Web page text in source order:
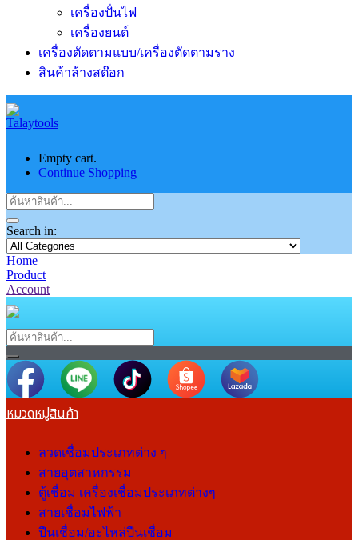
เครื่องปั่นไฟ
เครื่องยนต์
เครื่องตัดตามแบบ/เครื่องตัดตามราง
สินค้าล้างสต๊อก
Empty cart.
Continue Shopping
Search in:
Home
Product
Account
หมวดหมู่สินค้า
ลวดเชื่อมประเภทต่าง ๆ
สายอุตสาหกรรม
ตู้เชื่อม เครื่องเชื่อมประเภทต่างๆ
สายเชื่อมไฟฟ้า
ปืนเชื่อม/อะไหล่ปืนเชื่อม